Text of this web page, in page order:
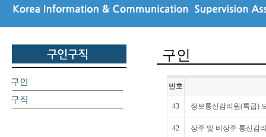
구인
구직
구인
번호
43 정보통신감리원(특급)
42 상주 및 비상주 통신감